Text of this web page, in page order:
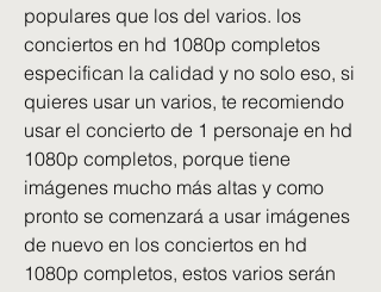
populares que los del varios. los
conciertos en hd 1080p completos
especifican la calidad y no solo eso, si
quieres usar un varios, te recomiendo
usar el concierto de 1 personaje en hd
1080p completos, porque tiene
imágenes mucho más altas y como
pronto se comenzará a usar imágenes
de nuevo en los conciertos en hd
1080p completos, estos varios serán